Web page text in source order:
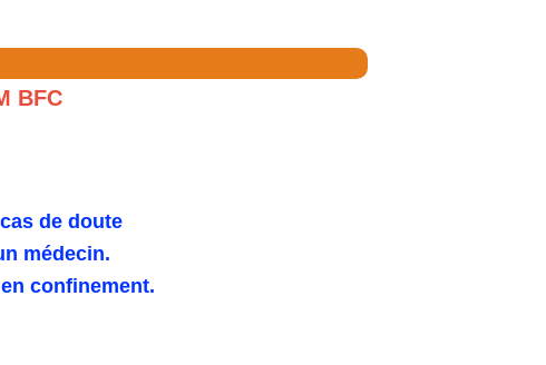
BFC
de doute
médecin.
confinement.